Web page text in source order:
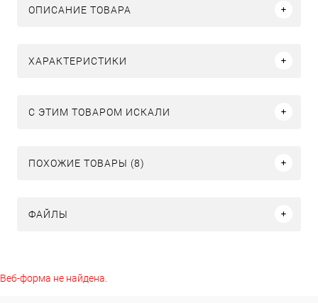
ОПИСАНИЕ ТОВАРА
ХАРАКТЕРИСТИКИ
C ЭТИМ ТОВАРОМ ИСКАЛИ
ПОХОЖИЕ ТОВАРЫ (8)
ФАЙЛЫ
Веб-форма не найдена.